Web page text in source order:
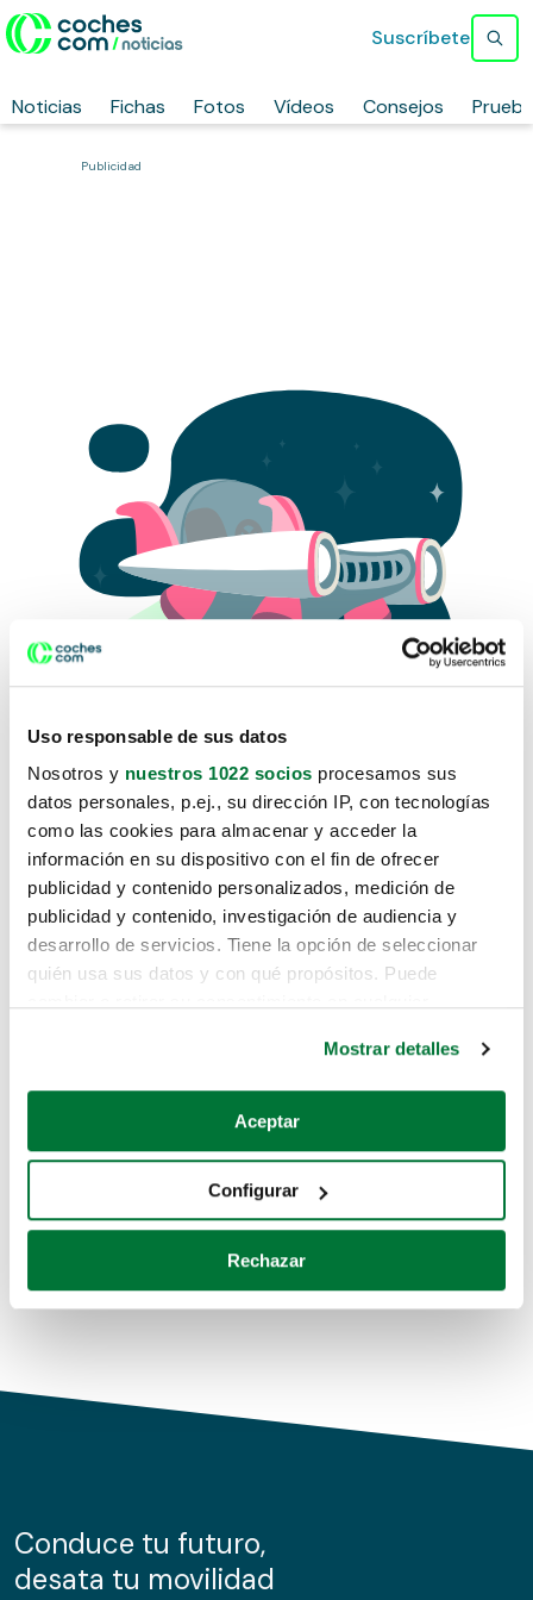
Uso responsable de sus datos
Nosotros y nuestros 1022 socios procesamos sus
datos personales, p.ej., su dirección IP, con tecnologías
como las cookies para almacenar y acceder la
información en su dispositivo con el fin de ofrecer
publicidad y contenido personalizados, medición de
publicidad y contenido, investigación de audiencia y
desarrollo de servicios. Tiene la opción de seleccionar
quién usa sus datos y con qué propósitos. Puede
Si lo permite, también quisiéramos:
Recopilar información sobre su ubicación geográfica
Identificar su dispositivo analizándolo activamente
para buscar características específicas (huellas
Obtenga más información sobre cómo se procesan sus
de cookies.
información sobre el uso que haga del sitio web con
nuestros partners de redes sociales, publicidad y análisis
Mostrar detalles
Aceptar
Configurar
Rechazar
Noticias Fichas Fotos Vídeos Consejos
Suscríbete
Publicidad
Lo sentimos, no sabemos como
te hemos traido hasta aquí.
Pero puedes encontrar el coche que estás
buscando en alguno de estos enlaces:
Coches de segunda mano
Coches de km0
Conduce tu futuro,
desata tu movilidad